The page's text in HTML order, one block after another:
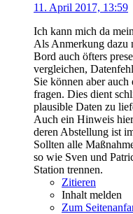
11. April 2017, 13:59
Ich kann mich da
Als Anmerkung dazu
Bord auch öfters
vergleichen,
Sie können aber
fragen. Dies dient
plausible Daten zu
Auch ein Hinweis
deren Abstellung ist
Sollten alle
so wie Sven und
Station trennen.
Zitieren
Inhalt melden
Zum